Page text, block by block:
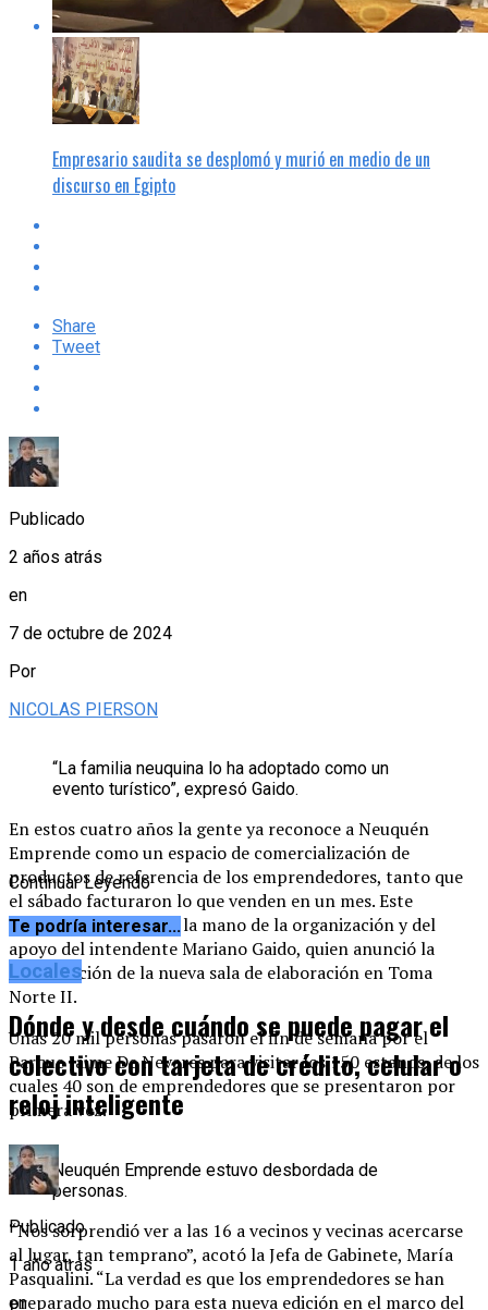
Empresario saudita se desplomó y murió en medio de un
discurso en Egipto
Share
Tweet
Publicado
2 años atrás
en
7 de octubre de 2024
Por
NICOLAS PIERSON
“La familia neuquina lo ha adoptado como un
evento turístico”, expresó Gaido.
En estos cuatro años la gente ya reconoce a Neuquén
Emprende como un espacio de comercialización de
productos de referencia de los emprendedores, tanto que
el sábado facturaron lo que venden en un mes. Este
reconocimiento va de la mano de la organización y del
apoyo del intendente Mariano Gaido, quien anunció la
inauguración de la nueva sala de elaboración en Toma
Norte II.
Unas 20 mil personas pasaron el fin de semana por el
Parque Jaime De Nevares para visitar los 150 estands, de los
cuales 40 son de emprendedores que se presentaron por
primera vez.
Neuquén Emprende estuvo desbordada de
personas.
“Nos sorprendió ver a las 16 a vecinos y vecinas acercarse
al lugar, tan temprano”, acotó la Jefa de Gabinete, María
Pasqualini. “La verdad es que los emprendedores se han
preparado mucho para esta nueva edición en el marco del
Continuar Leyendo
Te podría interesar...
Locales
Dónde y desde cuándo se puede pagar el
colectivo con tarjeta de crédito, celular o
reloj inteligente
Publicado
1 año atrás
en